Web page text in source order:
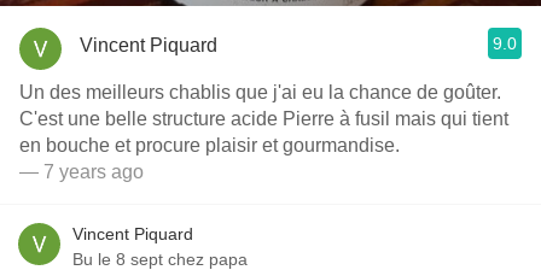
Vincent Piquard 9.0
Un des meilleurs chablis que j'ai eu la chance de goûter.
C'est une belle structure acide Pierre à fusil mais qui tient
en bouche et procure plaisir et gourmandise.
— 7 years ago
Vincent Piquard
Bu le 8 sept chez papa